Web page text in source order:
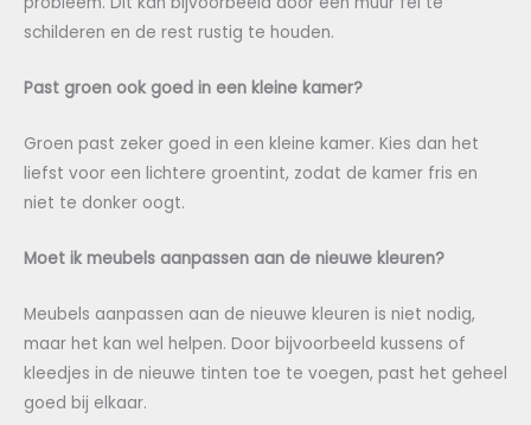
schilderen en de rest rustig te houden.
Past groen ook goed in een kleine kamer?
Groen past zeker goed in een kleine kamer. Kies dan het
liefst voor een lichtere groentint, zodat de kamer fris en
niet te donker oogt.
Moet ik meubels aanpassen aan de nieuwe kleuren?
Meubels aanpassen aan de nieuwe kleuren is niet nodig,
maar het kan wel helpen. Door bijvoorbeeld kussens of
kleedjes in de nieuwe tinten toe te voegen, past het geheel
goed bij elkaar.